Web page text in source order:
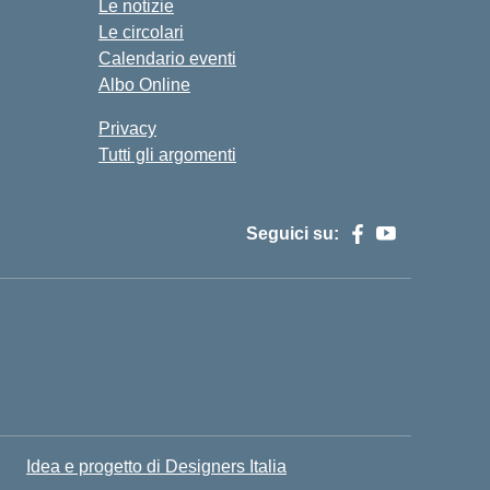
Le notizie
Le circolari
Calendario eventi
Albo Online
Privacy
Tutti gli argomenti
Seguici su:
Idea e progetto di Designers Italia